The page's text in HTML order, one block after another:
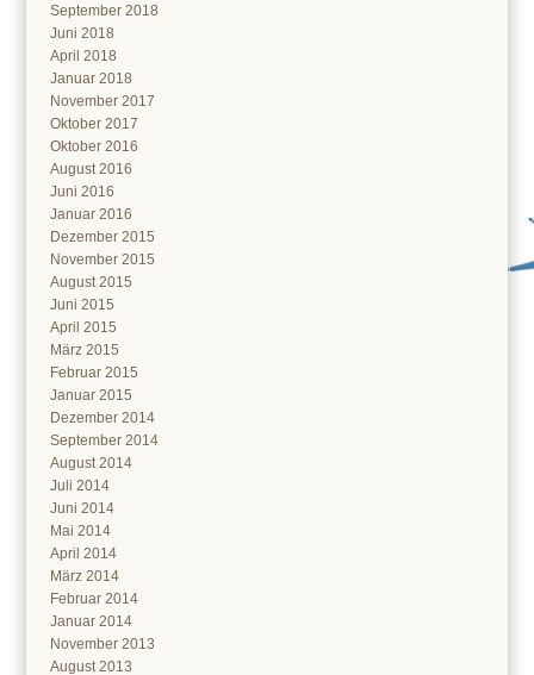
September 2018
Juni 2018
April 2018
Januar 2018
November 2017
Oktober 2017
Oktober 2016
August 2016
Juni 2016
Januar 2016
Dezember 2015
November 2015
August 2015
Juni 2015
April 2015
März 2015
Februar 2015
Januar 2015
Dezember 2014
September 2014
August 2014
Juli 2014
Juni 2014
Mai 2014
April 2014
März 2014
Februar 2014
Januar 2014
November 2013
August 2013